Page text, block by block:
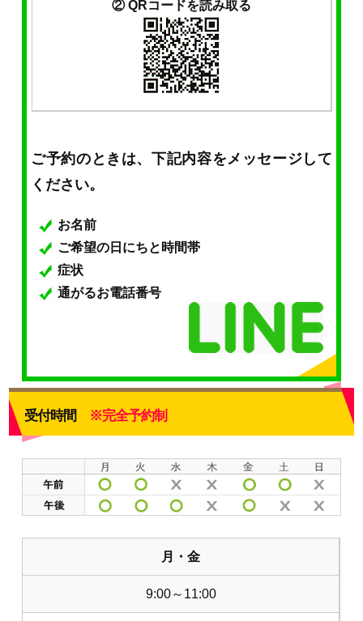
② QRコードを読み取る
ご予約のときは、下記内容をメッセージして
ください。
お名前
ご希望の日にちと時間帯
症状
通がるお電話番号
受付時間 ※完全予約制
月・金
9:00～11:00